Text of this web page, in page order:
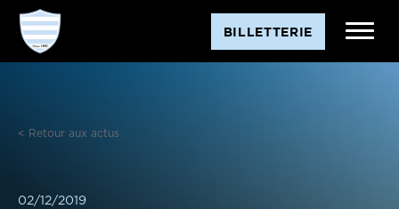
Aller
contenu
BILLETTERIE
< Retour aux actus
02/12/2019